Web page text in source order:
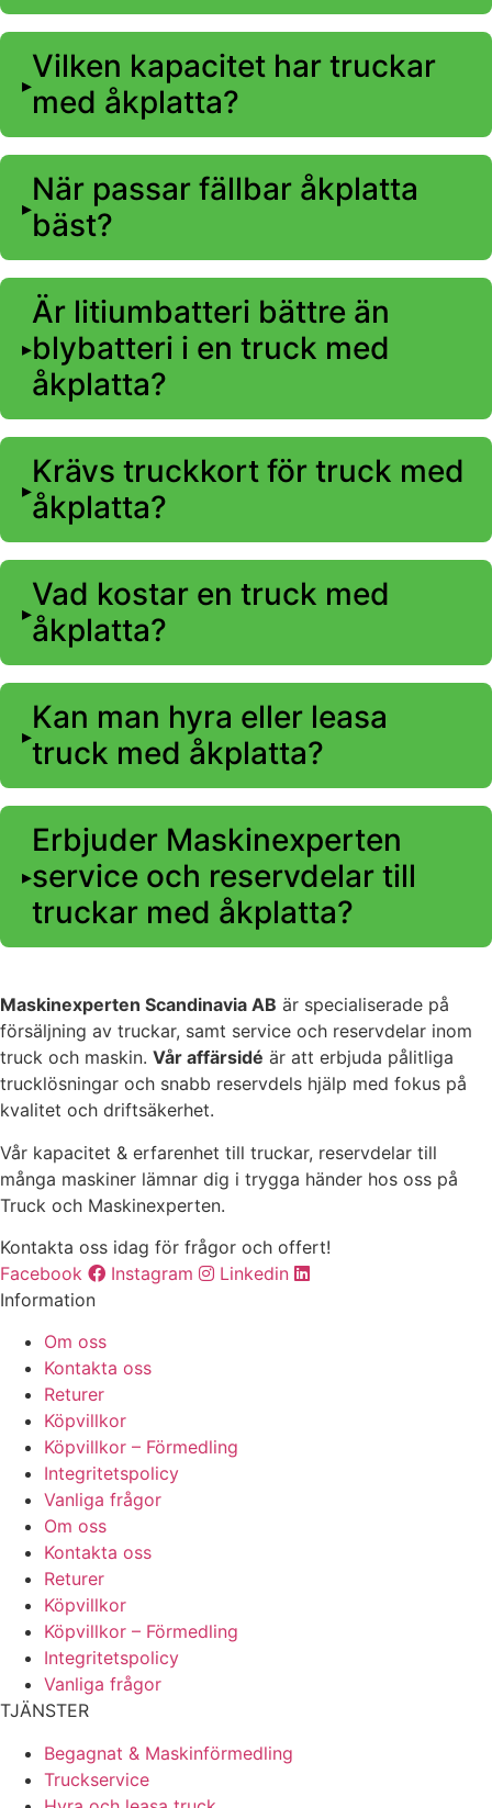
Vilken kapacitet har truckar
med åkplatta?
När passar fällbar åkplatta
bäst?
Är litiumbatteri bättre än
blybatteri i en truck med
åkplatta?
Krävs truckkort för truck med
åkplatta?
Vad kostar en truck med
åkplatta?
Kan man hyra eller leasa
truck med åkplatta?
Erbjuder Maskinexperten
service och reservdelar till
truckar med åkplatta?
Maskinexperten Scandinavia AB är specialiserade på
försäljning av truckar, samt service och reservdelar inom
truck och maskin. Vår affärsidé är att erbjuda pålitliga
trucklösningar och snabb reservdels hjälp med fokus på
kvalitet och driftsäkerhet.
Vår kapacitet & erfarenhet till truckar, reservdelar till
många maskiner lämnar dig i trygga händer hos oss på
Truck och Maskinexperten.
Kontakta oss idag för frågor och offert!
Facebook
Instagram
Linkedin
Information
Om oss
Kontakta oss
Returer
Köpvillkor
Köpvillkor – Förmedling
Integritetspolicy
Vanliga frågor
Om oss
Kontakta oss
Returer
Köpvillkor
Köpvillkor – Förmedling
Integritetspolicy
Vanliga frågor
TJÄNSTER
Begagnat & Maskinförmedling
Truckservice